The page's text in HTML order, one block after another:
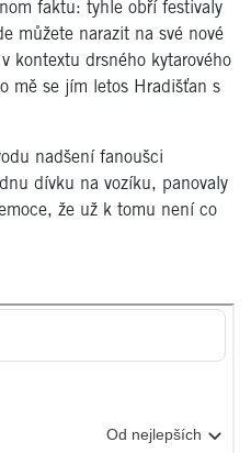
faktu: tyhle obří festivaly
můžete narazit na své nové
kontextu drsného kytarového
mě se jím letos Hradišťan s
nadšení fanoušci
dívku na vozíku, panovaly
že už k tomu není co